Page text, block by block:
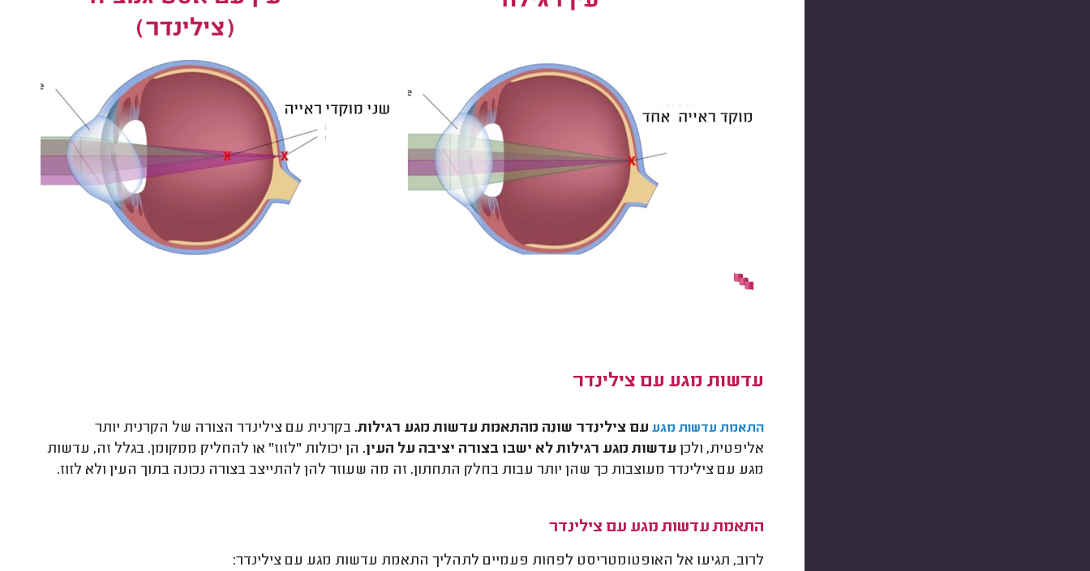
עדשות מגע עם צילינדר
התאמת עדשות מגע עם צילינדר שונה מהתאמת עדשות מגע רגילות. בקרנית עם צילינדר הצורה של הקרנית יותר
אליפטית, ולכן עדשות מגע רגילות לא ישבו בצורה יציבה על העין. הן יכולות "לזוז" או להחליק ממקומן. בגלל זה, עדשות
מגע עם צילינדר מעוצבות כך שהן יותר עבות בחלק התחתון. זה מה שעוזר להן להתייצב בצורה נכונה בתוך העין ולא לזוז.
התאמת עדשות מגע עם צילינדר
לרוב, תגיעו אל האופטומטריסט לפחות פעמיים לתהליך התאמת עדשות מגע עם צילינדר: